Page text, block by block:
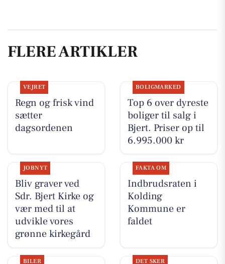
FLERE ARTIKLER
VEJRET
Regn og frisk vind
sætter
dagsordenen
BOLIGMARKED
Top 6 over dyreste
boliger til salg i
Bjert. Priser op til
6.995.000 kr
JOBNYT
Bliv graver ved
Sdr. Bjert Kirke og
vær med til at
udvikle vores
grønne kirkegård
FAKTA OM
Indbrudsraten i
Kolding
Kommune er
faldet
BILER DET SKER